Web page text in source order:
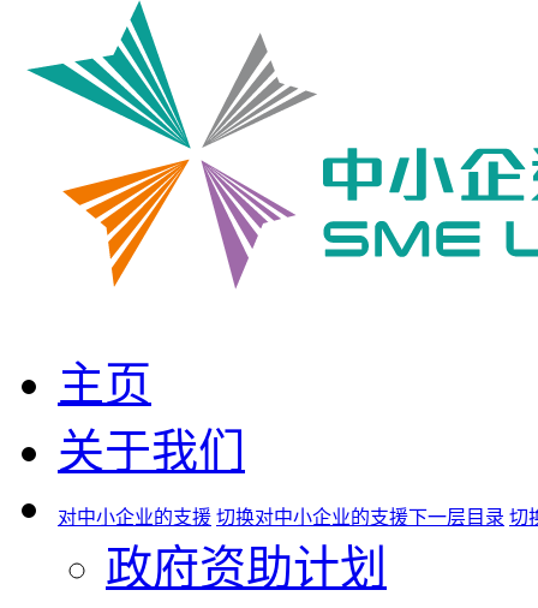
主页
关于我们
对中小企业的支援 切换对中小企业的支援下一层目录 切
政府资助计划